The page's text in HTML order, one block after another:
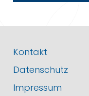
Kontakt
Datenschutz
Impressum